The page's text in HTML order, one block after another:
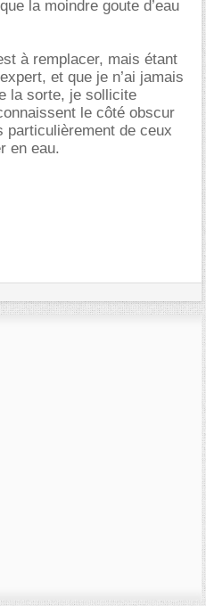
la moindre goute d’eau
à remplacer, mais étant
et que je n’ai jamais
la sorte, je sollicite
le côté obscur
de ceux
en eau.